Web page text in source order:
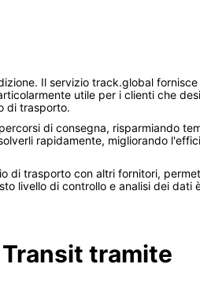
Il servizio track.global
utile per i clienti che
di trasporto.
di consegna, risparmiando
rapidamente, migliorando
di trasporto con altri fornitori,
livello di controllo e analisi dei dati
tramite